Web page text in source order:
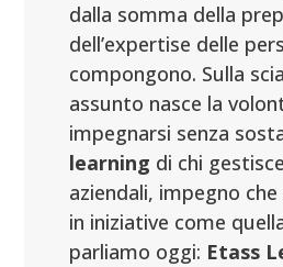
dalla somma della
dell’expertise delle
compongono. Sulla
assunto nasce la
impegnarsi senza
learning di chi
aziendali, impegno
in iniziative come
parliamo oggi: Etass